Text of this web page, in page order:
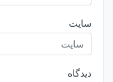
سایت
دیدگاه